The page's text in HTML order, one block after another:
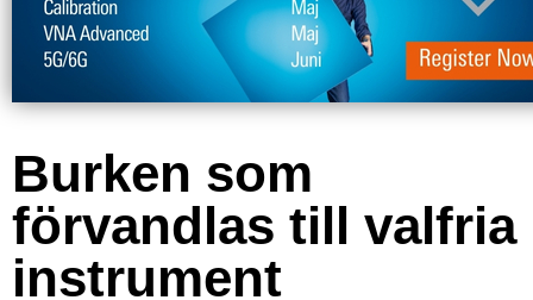
Burken som
förvandlas till valfria
instrument